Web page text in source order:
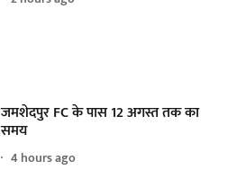
जमशेदपुर FC के पास 12 अगस्त तक का
समय
4 hours ago